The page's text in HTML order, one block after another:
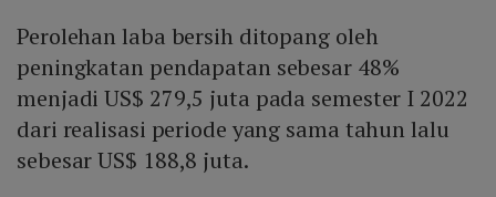
Perolehan laba bersih ditopang oleh
peningkatan pendapatan sebesar 48%
menjadi US$ 279,5 juta pada semester I 2022
dari realisasi periode yang sama tahun lalu
sebesar US$ 188,8 juta.